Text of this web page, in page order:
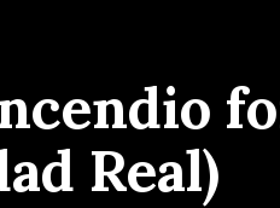
Real)